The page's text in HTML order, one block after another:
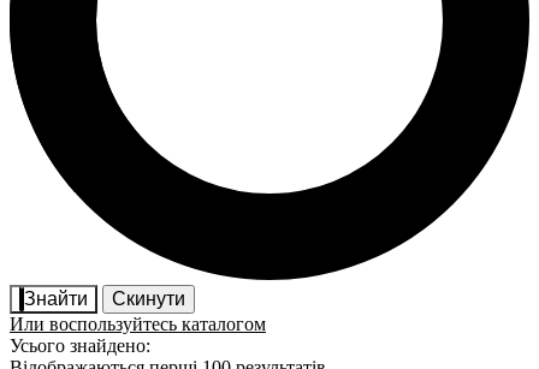
Знайти
Скинути
Или воспользуйтесь каталогом
Усього знайдено: